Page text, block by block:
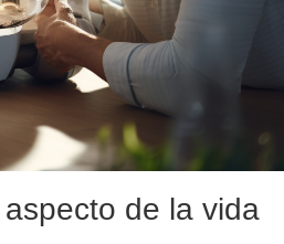
de la vida